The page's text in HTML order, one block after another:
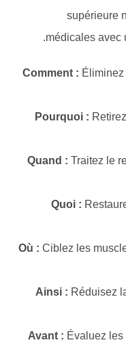
supérieure
médicales avec
Comment : Éliminez
Pourquoi :
Quand : Traitez le
Quoi :
Où : Ciblez les
Ainsi : Réduisez
Avant : Évaluez